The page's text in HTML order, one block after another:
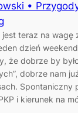
•
teraz na wagę
dzień
że dobrze by
dobrze nam
Spontaniczny
i kierunek na